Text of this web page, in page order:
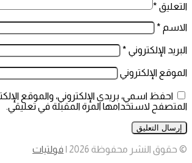
التعليق *
الاسم *
البريد الإلكتروني *
الموقع الإلكتروني
احفظ اسمي، بريدي الإلكتروني، والموقع
المتصفح لاستخدامها المرة المقبلة في تعليقي.
© حقوق النشر محفوظة 2026 |
فولتيات